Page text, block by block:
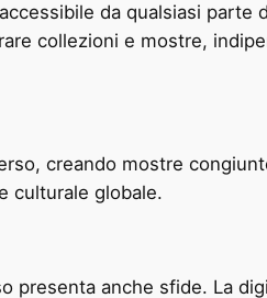
da qualsiasi
collezioni e mostre,
creando mostre
culturale globale.
presenta anche sfide. La